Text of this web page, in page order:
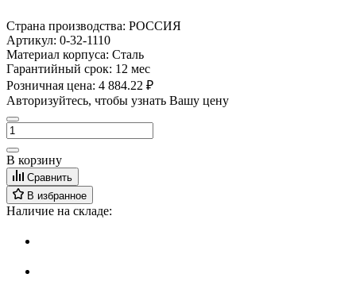
Страна производства: РОССИЯ
Артикул: 0-32-1110
Материал корпуса: Сталь
Гарантийный срок: 12 мес
Розничная цена: 4 884.22 ₽
Авторизуйтесь, чтобы узнать Вашу цену
В корзину
Сравнить
В избранное
Наличие на складе: